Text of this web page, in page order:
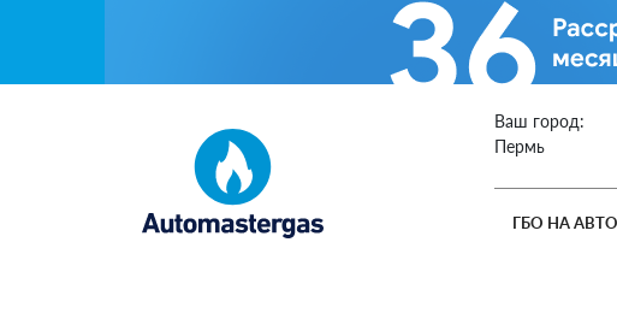
Ваш город:
Пермь
ГБО НА АВТО